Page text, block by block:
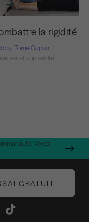
la rigidité
Torrie-Capan
et apprendre
Voyez
GRATUIT